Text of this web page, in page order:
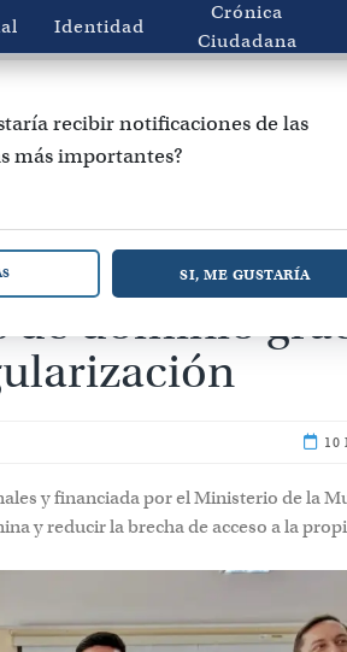
Identidad
Crónica
Ciudadana
del Biobío
de dominio
10
y financiada por el Ministerio de la
y reducir la brecha de acceso a la
recibir notificaciones de las
más importantes?
SI, ME GUSTARÍA